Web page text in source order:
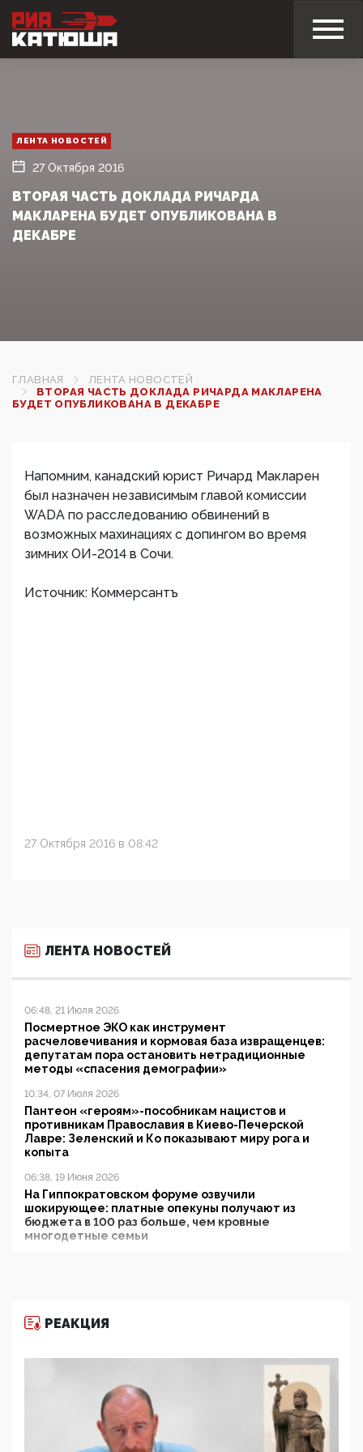
ЛЕНТА НОВОСТЕЙ
27 Октября 2016
ВТОРАЯ ЧАСТЬ ДОКЛАДА РИЧАРДА
МАКЛАРЕНА БУДЕТ ОПУБЛИКОВАНА В
ДЕКАБРЕ
ГЛАВНАЯ
ЛЕНТА НОВОСТЕЙ
ВТОРАЯ ЧАСТЬ ДОКЛАДА РИЧАРДА МАКЛАРЕНА
БУДЕТ ОПУБЛИКОВАНА В ДЕКАБРЕ
Напомним, канадский юрист Ричард Макларен
был назначен независимым главой комиссии
WADA по расследованию обвинений в
возможных махинациях с допингом во время
зимних ОИ-2014 в Сочи.
Источник: Коммерсантъ
27 Октября 2016 в 08:42
ЛЕНТА НОВОСТЕЙ
06:48, 21 Июля 2026
Посмертное ЭКО как инструмент
расчеловечивания и кормовая база извращенцев:
депутатам пора остановить нетрадиционные
методы «спасения демографии»
10:34, 07 Июля 2026
Пантеон «героям»-пособникам нацистов и
противникам Православия в Киево-Печерской
Лавре: Зеленский и Ко показывают миру рога и
копыта
06:38, 19 Июня 2026
На Гиппократовском форуме озвучили
шокирующее: платные опекуны получают из
бюджета в 100 раз больше, чем кровные
многодетные семьи
11:53, 09 Июня 2026
деятельность ИИТО ЮНЕСКО в России, но
цифроглобалисты продолжают определять
повестку в образовании
09:43, 01 Июня 2026
5G за счет здоровья граждан: Минцифры намерено
отобрать у регионов и муниципалитетов право
РЕАКЦИЯ